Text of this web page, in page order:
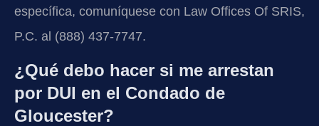
específica, comuníquese con Law Offices Of SRIS,
P.C. al (888) 437-7747.
¿Qué debo hacer si me arrestan
por DUI en el Condado de
Gloucester?